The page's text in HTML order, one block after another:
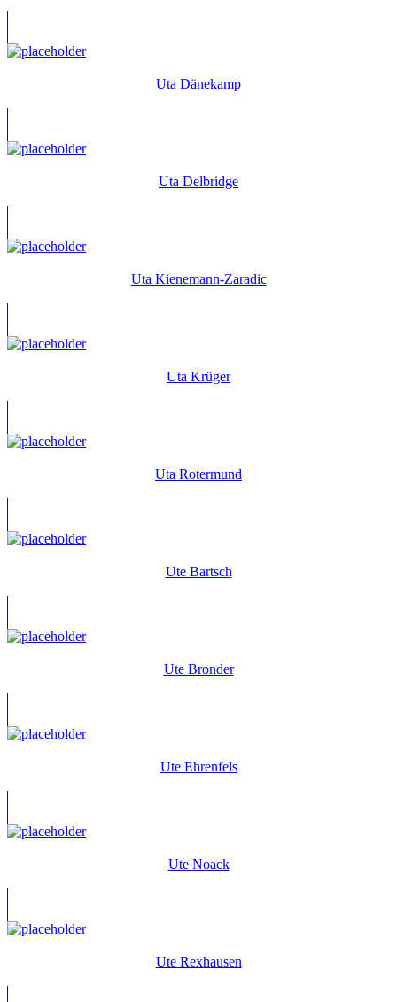
Uta Dänekamp
Uta Delbridge
Uta Kienemann-Zaradic
Uta Krüger
Uta Rotermund
Ute Bartsch
Ute Bronder
Ute Ehrenfels
Ute Noack
Ute Rexhausen